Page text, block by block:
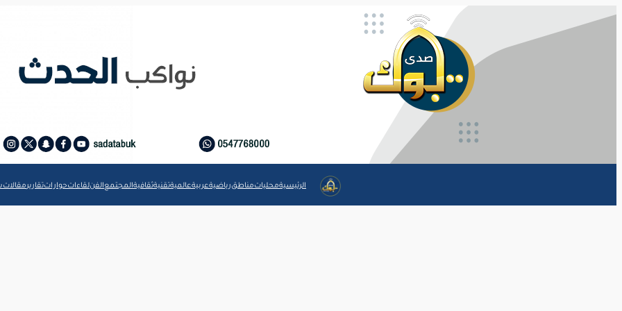
تخطى
الرئيسيةمحلياتمناطقرياضيةعربيةعالميةتقنيةثقافيةالمجتمعالفنلقاءاتحواراتتقاريرمقالات